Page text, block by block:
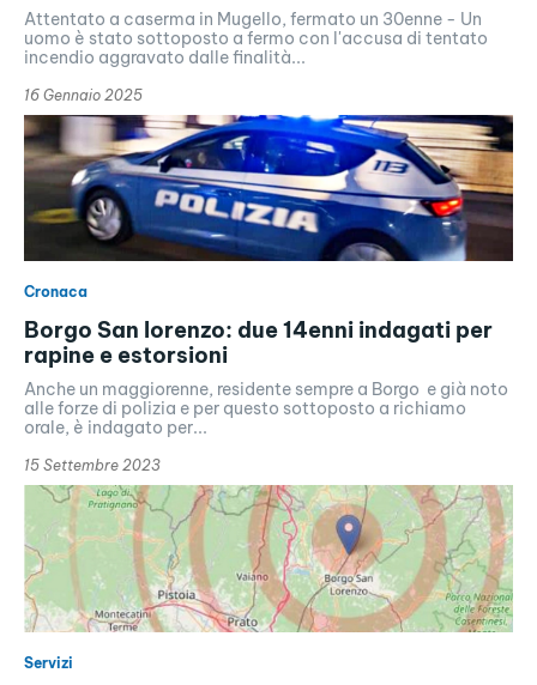
Attentato a caserma in Mugello, fermato un 30enne - Un
uomo è stato sottoposto a fermo con l'accusa di tentato
incendio aggravato dalle finalità...
16 Gennaio 2025
Cronaca
Borgo San lorenzo: due 14enni indagati per
rapine e estorsioni
Anche un maggiorenne, residente sempre a Borgo e già noto
alle forze di polizia e per questo sottoposto a richiamo
orale, è indagato per...
15 Settembre 2023
Servizi